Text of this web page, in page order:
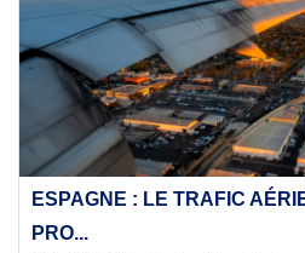
ESPAGNE : LE TRAFIC
PRO...